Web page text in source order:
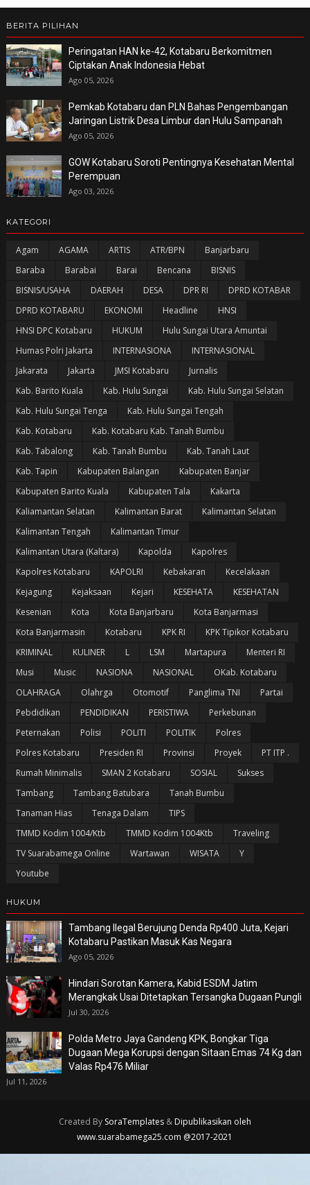
BERITA PILIHAN
Peringatan HAN ke-42, Kotabaru Berkomitmen
Ciptakan Anak Indonesia Hebat
Ago 05, 2026
Pemkab Kotabaru dan PLN Bahas Pengembangan
Jaringan Listrik Desa Limbur dan Hulu Sampanah
Ago 05, 2026
GOW Kotabaru Soroti Pentingnya Kesehatan Mental
Perempuan
Ago 03, 2026
KATEGORI
Agam AGAMA ARTIS ATR/BPN
Banjarbaru
Baraba
Barabai Barai Bencana
BISNIS
BISNIS/USAHA
DAERAH DESA DPR RI
DPRD KOTABAR
DPRD KOTABARU
EKONOMI Headline
HNSI
HNSI DPC Kotabaru
HUKUM
Hulu Sungai Utara Amuntai
Humas Polri Jakarta
INTERNASIONA
INTERNASIONAL
Jakarata
Jakarta JMSI Kotabaru
Jurnalis
Kab. Barito Kuala
Kab. Hulu Sungai
Kab. Hulu Sungai Selatan
Kab. Hulu Sungai Tenga
Kab. Hulu Sungai Tengah
Kab. Kotabaru
Kab. Kotabaru Kab. Tanah Bumbu
Kab. Tabalong
Kab. Tanah Bumbu
Kab. Tanah Laut
Kab. Tapin
Kabupaten Balangan
Kabupaten Banjar
Kabupaten Barito Kuala
Kabupaten Tala
Kakarta
Kaliamantan Selatan
Kalimantan Barat
Kalimantan Selatan
Kalimantan Tengah
Kalimantan Timur
Kalimantan Utara (Kaltara)
Kapolda
Kapolres
Kapolres Kotabaru
KAPOLRI Kebakaran
Kecelakaan
Kejagung
Kejaksaan Kejari KESEHATA
KESEHATAN
Kesenian
Kota Kota Banjarbaru
Kota Banjarmasi
Kota Banjarmasin
Kotabaru KPK RI
KPK Tipikor Kotabaru
KRIMINAL
KULINER L LSM Martapura
Menteri RI
Musi
Music NASIONA NASIONAL
OKab. Kotabaru
OLAHRAGA
Olahrga Otomotif Panglima TNI
Partai
Pebdidikan
PENDIDIKAN PERISTIWA
Perkebunan
Peternakan
Polisi POLITI POLITIK
Polres
Polres Kotabaru
Presiden RI Provinsi Proyek
PT ITP .
Rumah Minimalis
SMAN 2 Kotabaru SOSIAL
Sukses
Tambang
Tambang Batubara
Tanah Bumbu
Tanaman Hias
Tenaga Dalam
TIPS
TMMD Kodim 1004/Ktb
TMMD Kodim 1004Ktb
Traveling
TV Suarabamega Online
Wartawan WISATA
Y
Youtube
HUKUM
Tambang Ilegal Berujung Denda Rp400 Juta, Kejari
Kotabaru Pastikan Masuk Kas Negara
Ago 05, 2026
Hindari Sorotan Kamera, Kabid ESDM Jatim
Merangkak Usai Ditetapkan Tersangka Dugaan Pungli
Jul 30, 2026
Polda Metro Jaya Gandeng KPK, Bongkar Tiga
Dugaan Mega Korupsi dengan Sitaan Emas 74 Kg dan
Valas Rp476 Miliar
Jul 11, 2026
Created By SoraTemplates& Dipublikasikan oleh
www.suarabamega25.com @2017-2021